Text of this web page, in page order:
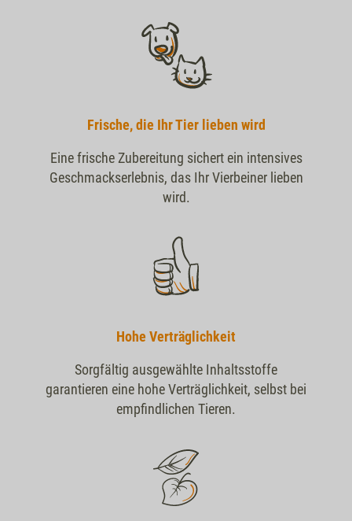
Frische, die Ihr Tier lieben wird
Eine frische Zubereitung sichert ein intensives
Geschmackserlebnis, das Ihr Vierbeiner lieben
wird.
Hohe Verträglichkeit
Sorgfältig ausgewählte Inhaltsstoffe
garantieren eine hohe Verträglichkeit, selbst bei
empfindlichen Tieren.